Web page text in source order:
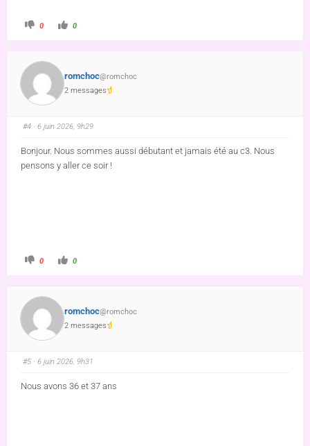
0 0
romchoc@romchoc
2 messages
#4 · 6 juin 2026, 9h29
Bonjour. Nous sommes aussi débutant et jamais été au c3. Nous
pensons y aller ce soir !
0 0
romchoc@romchoc
2 messages
#5 · 6 juin 2026, 9h31
Nous avons 36 et 37 ans